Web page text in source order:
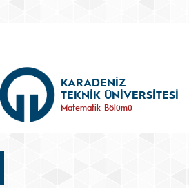
KARADENİZ
TEKNİK ÜNİVERSİTESİ
Matematik Bölümü